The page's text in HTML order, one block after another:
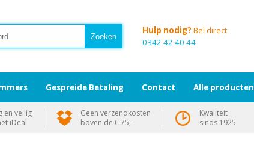
Hulp nodig? Bel direct
0342 42 40 44
Gespreide Betaling Contact Alle producten
en veilig
iDeal
Geen verzendkosten
boven de € 75,-
Kwaliteit
sinds 1925